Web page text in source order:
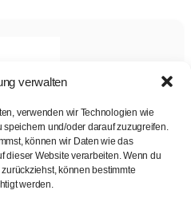
verwalten
verwenden wir Technologien wie
und/oder darauf zuzugreifen.
können wir Daten wie das
dieser Website verarbeiten. Wenn du
können bestimmte
werden.
Fräsen m/w/d